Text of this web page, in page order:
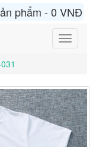
phẩm - 0 VNĐ
Toggle